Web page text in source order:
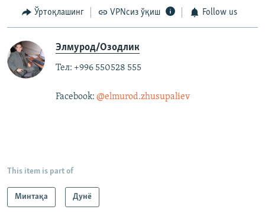
Ўртоқлашинг VPNсиз ўқиш Follow us
Элмурод/Озодлик
Тел: +996 550528 555
Facebook: @elmurod.zhusupaliev
This item is part of
Минтақа Дунë